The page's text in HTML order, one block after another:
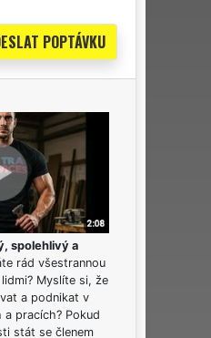
spolehlivý a
rád všestrannou
Myslíte si, že
a podnikat v
a pracích? Pokud
stát se členem